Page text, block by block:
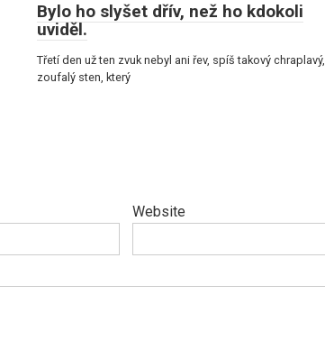
Bylo ho slyšet dřív, než ho kdokoli
uviděl.
Třetí den už ten zvuk nebyl ani řev, spíš takový chraplavý,
zoufalý sten, který
Website